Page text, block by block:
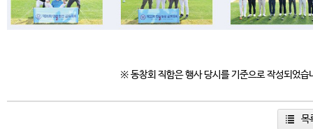
※ 동창회 직함은 행사 당시를 기준으로 작성되었습
목